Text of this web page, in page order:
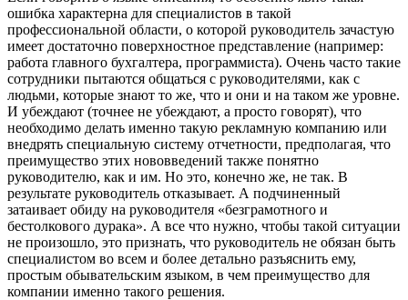
ошибка характерна для специалистов в такой
профессиональной области, о которой руководитель зачастую
имеет достаточно поверхностное представление (например:
работа главного бухгалтера, программиста). Очень часто такие
сотрудники пытаются общаться с руководителями, как с
людьми, которые знают то же, что и они и на таком же уровне.
И убеждают (точнее не убеждают, а просто говорят), что
необходимо делать именно такую рекламную компанию или
внедрять специальную систему отчетности, предполагая, что
преимущество этих нововведений также понятно
руководителю, как и им. Но это, конечно же, не так. В
результате руководитель отказывает. А подчиненный
затаивает обиду на руководителя «безграмотного и
бестолкового дурака». А все что нужно, чтобы такой ситуации
не произошло, это признать, что руководитель не обязан быть
специалистом во всем и более детально разъяснить ему,
простым обывательским языком, в чем преимущество для
компании именно такого решения.